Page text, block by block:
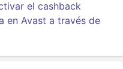
el cashback
en Avast a través de